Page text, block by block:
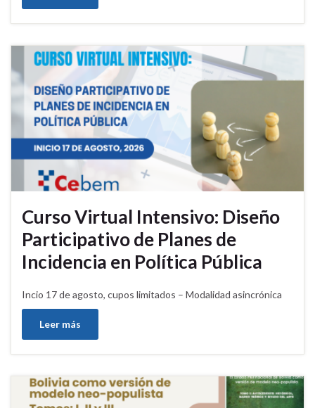
Curso Virtual Intensivo: Diseño
Participativo de Planes de
Incidencia en Política Pública
Incio 17 de agosto, cupos limitados – Modalidad asincrónica
Leer más